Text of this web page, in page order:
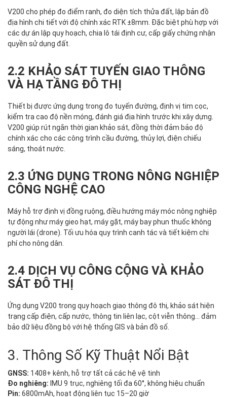
V200 cho phép đo điểm ranh, đo diện tích thửa đất, lập bản đồ
địa hình chi tiết với độ chính xác RTK ±8mm. Đặc biệt phù hợp với
các dự án lập quy hoạch, chia lô tái định cư, cấp giấy chứng nhận
quyền sử dụng đất.
2.2 KHẢO SÁT TUYẾN GIAO THÔNG
VÀ HẠ TẦNG ĐÔ THỊ
Thiết bị được ứng dụng trong đo tuyến đường, định vị tim cọc,
kiểm tra cao độ nền móng, đánh giá địa hình trước khi xây dựng.
V200 giúp rút ngắn thời gian khảo sát, đồng thời đảm bảo độ
chính xác cho các công trình cầu đường, thủy lợi, điện chiếu
sáng, thoát nước.
2.3 ỨNG DỤNG TRONG NÔNG NGHIỆP
CÔNG NGHỆ CAO
Máy hỗ trợ định vị đồng ruộng, điều hướng máy móc nông nghiệp
tự động như máy gieo hạt, máy gặt, máy bay phun thuốc không
người lái (drone). Tối ưu hóa quy trình canh tác và tiết kiệm chi
phí cho nông dân.
2.4 DỊCH VỤ CÔNG CỘNG VÀ KHẢO
SÁT ĐÔ THỊ
Ứng dụng V200 trong quy hoạch giao thông đô thị, khảo sát hiện
trạng cấp điện, cấp nước, thông tin liên lạc, cột viễn thông... đảm
bảo dữ liệu đồng bộ với hệ thống GIS và bản đồ số.
3. Thông Số Kỹ Thuật Nổi Bật
GNSS: 1408+ kênh, hỗ trợ tất cả các hệ vệ tinh
Đo nghiêng: IMU 9 trục, nghiêng tối đa 60°, không hiệu chuẩn
Pin: 6800mAh, hoạt động liên tục 15–20 giờ